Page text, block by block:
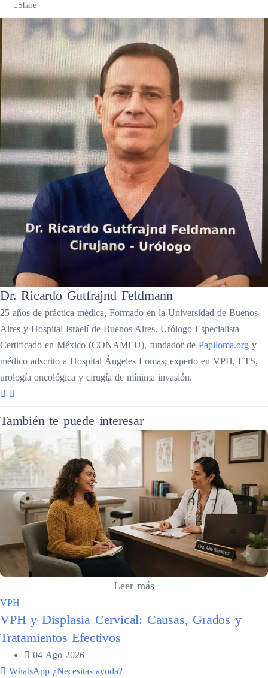
Share
Dr. Ricardo Gutfrajnd Feldmann
25 años de práctica médica, Formado en la Universidad de Buenos
Aires y Hospital Israelí de Buenos Aires. Urólogo Especialista
Certificado en México (CONAMEU), fundador de Papiloma.org y
médico adscrito a Hospital Ángeles Lomas; experto en VPH, ETS,
urología oncológica y cirugía de mínima invasión.
También te puede interesar
Leer más
VPH
VPH y Displasia Cervical: Causas, Grados y
Tratamientos Efectivos
04 Ago 2026
WhatsApp ¿Necesitas ayuda?